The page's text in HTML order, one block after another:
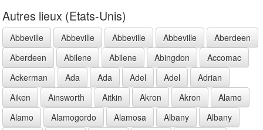
Autres lieux (Etats-Unis)
Abbeville Abbeville Abbeville Abbeville
Aberdeen
Aberdeen
Abilene Abilene Abingdon
Accomac
Ackerman
Ada Ada Adel Adel
Adrian
Aiken
Ainsworth Aitkin Akron Akron
Alamo
Alamo
Alamogordo Alamosa Albany
Albany